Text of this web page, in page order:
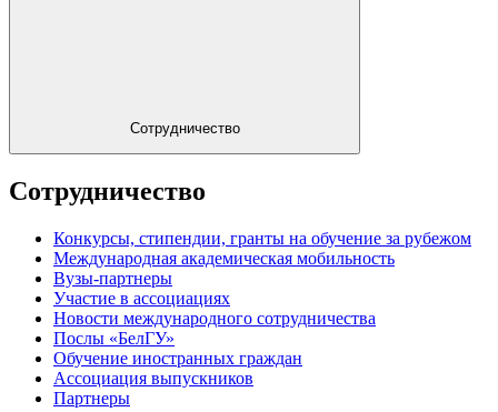
Сотрудничество
Сотрудничество
Конкурсы, стипендии, гранты на обучение за рубежом
Международная академическая мобильность
Вузы-партнеры
Участие в ассоциациях
Новости международного сотрудничества
Послы «БелГУ»
Обучение иностранных граждан
Ассоциация выпускников
Партнеры